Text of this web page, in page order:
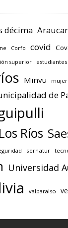
décima
Corfo covid
superior estudiantes
Minvu mujer
de
Ríos
sernatur
Universidad
valparaiso